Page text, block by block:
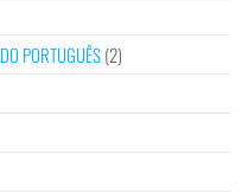
PORTUGUÊS(2)